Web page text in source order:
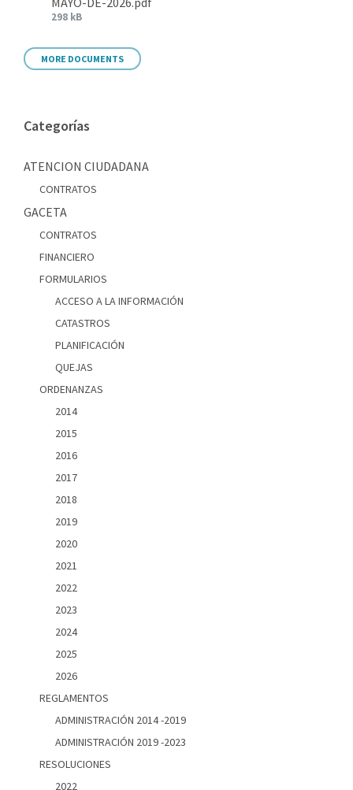
298 kB
MORE DOCUMENTS
Categorías
ATENCION CIUDADANA
CONTRATOS
GACETA
CONTRATOS
FINANCIERO
FORMULARIOS
ACCESO A LA INFORMACIÓN
CATASTROS
PLANIFICACIÓN
QUEJAS
ORDENANZAS
2014
2015
2016
2017
2018
2019
2020
2021
2022
2023
2024
2025
2026
REGLAMENTOS
ADMINISTRACIÓN 2014 -2019
ADMINISTRACIÓN 2019 -2023
RESOLUCIONES
2022